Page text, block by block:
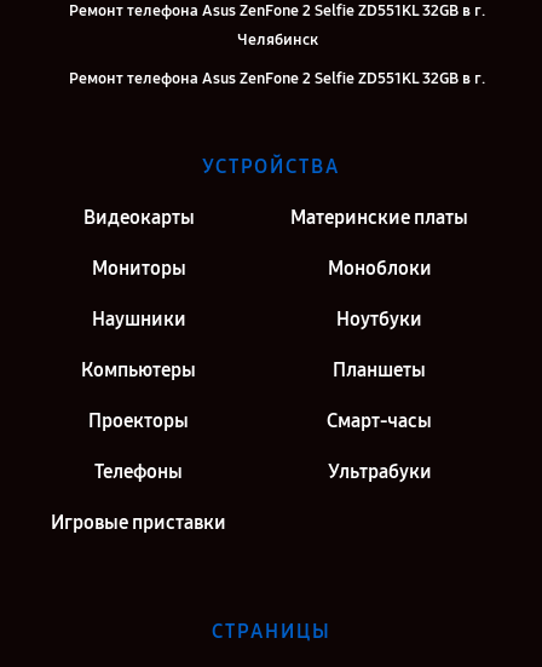
Ремонт телефона Asus ZenFone 2 Selfie ZD551KL 32GB в г.
Челябинск
Ремонт телефона Asus ZenFone 2 Selfie ZD551KL 32GB в г.
Ремонт телефона Asus ZenFone 2 Selfie ZD551KL 32GB в г. Санкт-
УСТРОЙСТВА
Видеокарты Материнские платы
Мониторы Моноблоки
Наушники Ноутбуки
Компьютеры Планшеты
Проекторы Смарт-часы
Телефоны Ультрабуки
Игровые приставки
СТРАНИЦЫ